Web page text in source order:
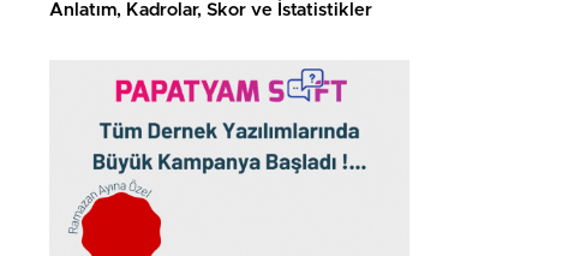
Anlatım, Kadrolar, Skor ve İstatistikler